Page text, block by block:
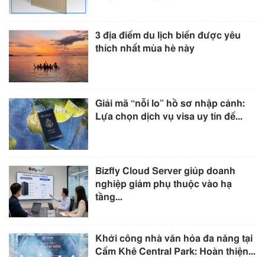
3 địa điểm du lịch biển được yêu
thích nhất mùa hè này
Giải mã “nỗi lo” hồ sơ nhập cảnh:
Lựa chọn dịch vụ visa uy tín để...
Bizfly Cloud Server giúp doanh
nghiệp giảm phụ thuộc vào hạ
tầng...
Khởi công nhà văn hóa đa năng tại
Cẩm Khê Central Park: Hoàn thiện...